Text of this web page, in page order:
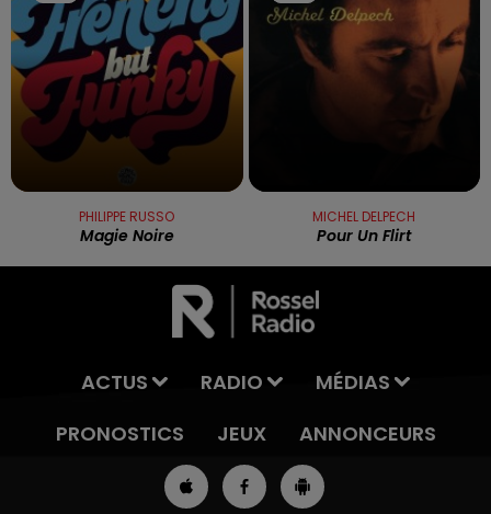
PHILIPPE RUSSO
Magie Noire
MICHEL DELPECH
Pour Un Flirt
ACTUS RADIO
MÉDIAS
PRONOSTICS
JEUX ANNONCEURS